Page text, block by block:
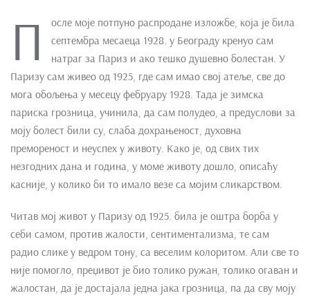
П
осле моје потпуно распродане изложбе, која је била
септембра месаеца 1928. у Београду кренуо сам
натраг за Париз и ако тешко душевно болестан. У
Паризу сам живео од 1925, где сам имао свој атеље, све до
мога обољења у месецу фебруару 1928. Тада је зимска
париска грозница, учинила, да сам полудео, а предуслови за
моју болест били су, слаба дохрањеност, духовна
премореност и неуспех у животу. Како је, од свих тих
незгодних дана и година, у моме животу дошло, описаћу
касније, у колико би то имало везе са мојим сликарством.
Читав мој живот у Паризу од 1925. била је оштра борба у
себи самом, против жалости, сентиментализма, те сам
радио слике у ведром тону, са веселим колоритом. Али све то
није помогло, преџивот је био толико ружан, толико огаван и
жалостан, да је достајала једна јака грозница, па да сву моју